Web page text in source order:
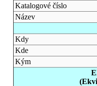
Katalogové číslo
Název
Kdy
Kde
Kým